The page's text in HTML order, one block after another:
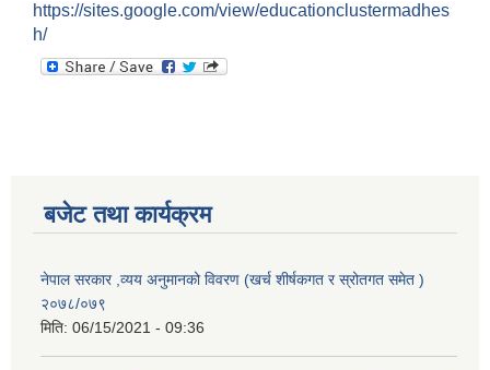
https://sites.google.com/view/educationclustermadhes
h/
बजेट तथा कार्यक्रम
नेपाल सरकार ,व्यय अनुमानको विवरण (खर्च शीर्षकगत र स्रोतगत समेत )
२०७८/०७९
मिति: 06/15/2021 - 09:36